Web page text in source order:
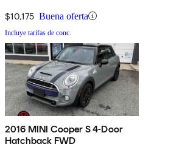
$10,175 Buena oferta
Incluye tarifas de conc.
2016 MINI Cooper S 4-Door
Hatchback FWD